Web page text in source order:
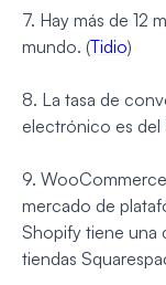
7. Hay más de 12
mundo. (Tidio)
8. La tasa de
electrónico es
9.
mercado de
Shopify tiene una
tiendas